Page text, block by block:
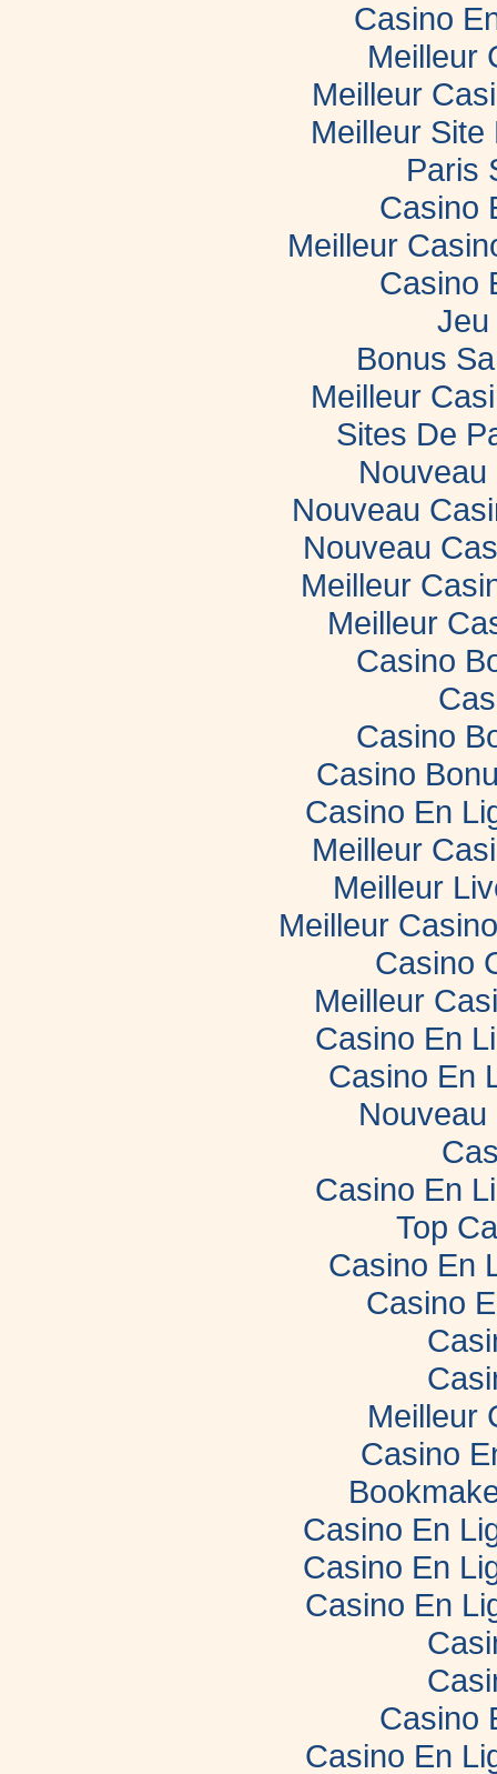
Casino
Meilleur
Meilleur
Meilleur
Paris
Casino
Meilleur
Casino
Jeu
Bonus
Meilleur
Sites De
Nouveau
Nouveau
Meilleur
Meilleur
Casino
Casino
Casino
Casino En
Meilleur
Meilleur
Meilleur
Casino
Meilleur
Casino En
Casino En
Casino En
Top
Casino En
Casino
Meilleur
Casino
Casino En
Casino En
Casino En
Casino
Casino En